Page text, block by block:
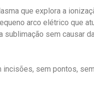
que explora a
arco elétrico que
sublimação sem causar
sem pontos, sem